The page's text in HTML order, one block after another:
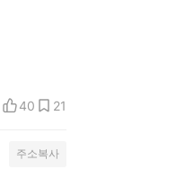
40 21
주소복사